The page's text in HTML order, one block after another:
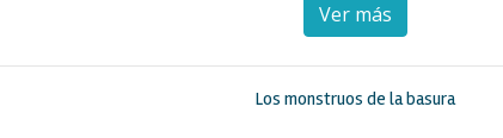
Ver más
Los monstruos de la basura